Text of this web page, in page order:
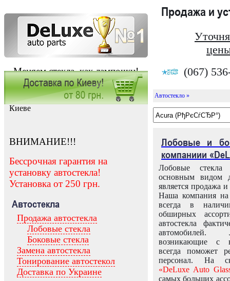
Меняем стекла, как лампочки!
Продажа и
(067)
Заказать установку автостекла в
Киеве
ВНИМАНИЕ!!!
Бессрочная гарантия на
установку автостекла!
Установка от 250 грн.
Автостекла
Продажа автостекла
Лобовые стекла
Боковые стекла
Замена автостекла
Тонирование автостекол
Доставка по Украине
Автостекло »
Лобовые и
компаниии
Лобовые
основным видом
является продажа и
Наша компания на
всегда в
обширных
автостекла
возникающие с
всегда поможет
персонал. На
«DeLuxe Auto
самых больших